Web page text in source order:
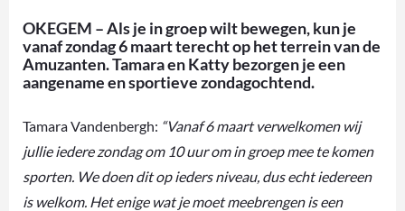
OKEGEM – Als je in groep wilt bewegen, kun je
vanaf zondag 6 maart terecht op het terrein van de
Amuzanten. Tamara en Katty bezorgen je een
aangename en sportieve zondagochtend.
Tamara Vandenbergh: “Vanaf 6 maart verwelkomen wij
jullie iedere zondag om 10 uur om in groep mee te komen
sporten. We doen dit op ieders niveau, dus echt iedereen
is welkom. Het enige wat je moet meebrengen is een